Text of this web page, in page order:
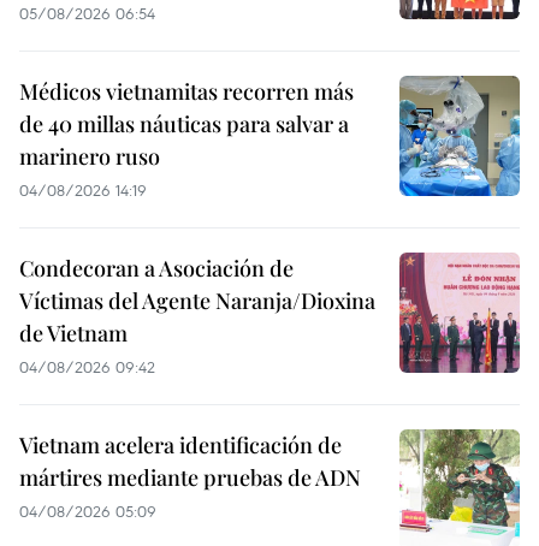
05/08/2026 06:54
Médicos vietnamitas recorren más
de 40 millas náuticas para salvar a
marinero ruso
04/08/2026 14:19
Condecoran a Asociación de
Víctimas del Agente Naranja/Dioxina
de Vietnam
04/08/2026 09:42
Vietnam acelera identificación de
mártires mediante pruebas de ADN
04/08/2026 05:09